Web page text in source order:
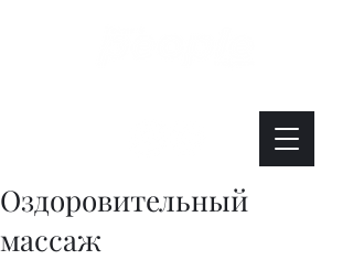
Оздоровительный
массаж